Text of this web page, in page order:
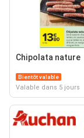
Chipolata nature
Bientôt valable
Valable dans 5 jours